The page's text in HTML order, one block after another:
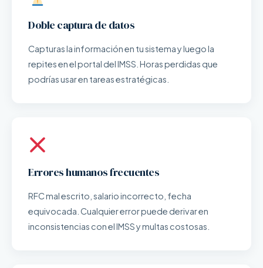
Doble captura de datos
Capturas la información en tu sistema y luego la
repites en el portal del IMSS. Horas perdidas que
podrías usar en tareas estratégicas.
Errores humanos frecuentes
RFC mal escrito, salario incorrecto, fecha
equivocada. Cualquier error puede derivar en
inconsistencias con el IMSS y multas costosas.